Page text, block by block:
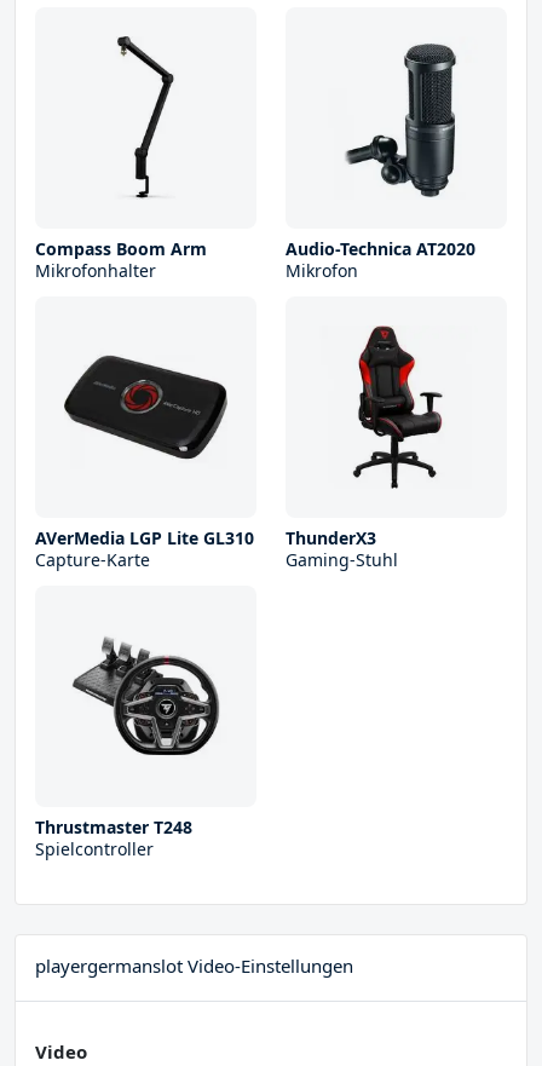
Compass Boom Arm
Mikrofonhalter
Audio-Technica AT2020
Mikrofon
AVerMedia LGP Lite GL310
Capture-Karte
ThunderX3
Gaming-Stuhl
Thrustmaster T248
Spielcontroller
playergermanslot Video-Einstellungen
Video